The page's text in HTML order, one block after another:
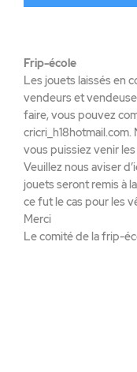
Frip-école
Les jouets laissés en
vendeurs et
faire, vous pouvez
vous puissiez venir
Veuillez nous aviser
jouets seront remis à
ce fut le cas pour les
Merci
Le comité de la frip-